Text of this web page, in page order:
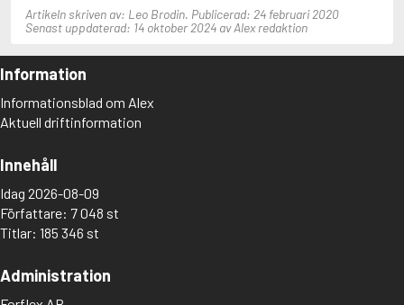
Adamov, Arthur
Adams, Douglas
Adams, Richard
Adbåge, Emma
Adbåge, Lisen
Adiga, Aravind
Adler-Olsen, Jussi
Adlerbeth, Gudmund Jöran
Adnan, Etel
Adolfsson, Eva
Adolfsson, Gunnar
Adolfsson, Josefine
Artikeln skriven av: Leo Brodin. Publicerad: 24 februari 2020
Senast uppdaterad: 14 oktober 2024 av Alex redaktion
Information
Informationsblad om Alex
Aktuell driftinformation
Innehåll
Idag 2026-08-09
Författare: 7 048 st
Titlar: 185 346 st
Administration